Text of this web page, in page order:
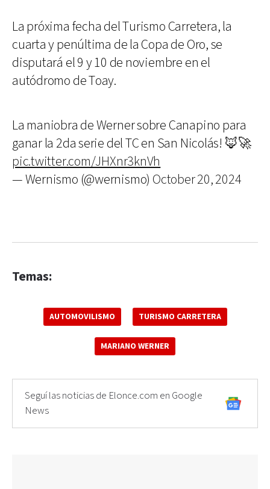
La próxima fecha del Turismo Carretera, la
cuarta y penúltima de la Copa de Oro, se
disputará el 9 y 10 de noviembre en el
autódromo de Toay.
La maniobra de Werner sobre Canapino para
ganar la 2da serie del TC en San Nicolás! 🦊🚀
pic.twitter.com/JHXnr3knVh
— Wernismo (@wernismo) October 20, 2024
Temas:
AUTOMOVILISMO TURISMO CARRETERA
MARIANO WERNER
Seguí las noticias de Elonce.com en Google
News